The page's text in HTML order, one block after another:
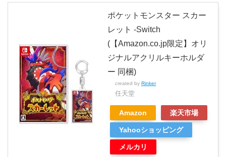
ポケットモンスター スカー
レット -Switch
(【Amazon.co.jp限定】オリ
ジナルアクリルキーホルダ
ー 同梱)
created by Rinker
任天堂
Amazon 楽天市場
Yahooショッピング
メルカリ